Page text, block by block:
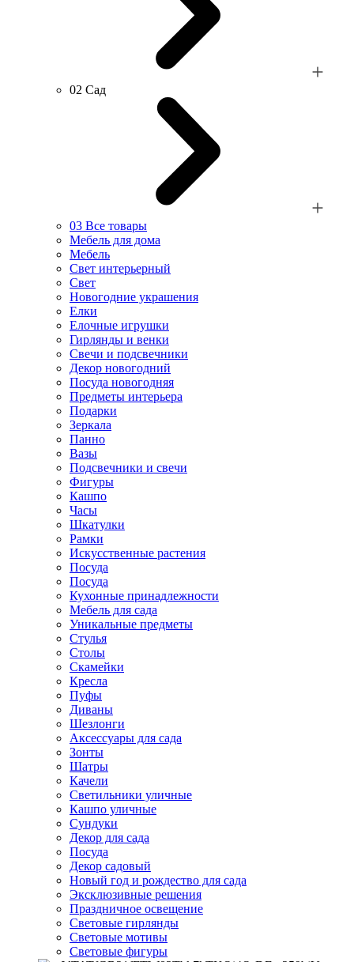
02 Сад
03 Все товары
Мебель для дома
Мебель
Свет интерьерный
Свет
Новогодние украшения
Елки
Елочные игрушки
Гирлянды и венки
Свечи и подсвечники
Декор новогодний
Посуда новогодняя
Предметы интерьера
Подарки
Зеркала
Панно
Вазы
Подсвечники и свечи
Фигуры
Кашпо
Часы
Шкатулки
Рамки
Искусственные растения
Посуда
Посуда
Кухонные принадлежности
Мебель для сада
Уникальные предметы
Стулья
Столы
Скамейки
Кресла
Пуфы
Диваны
Шезлонги
Аксессуары для сада
Зонты
Шатры
Качели
Cветильники уличные
Кашпо уличные
Сундуки
Декор для сада
Посуда
Декор садовый
Новый год и рождество для сада
Эксклюзивные решения
Праздничное освещение
Световые гирлянды
Световые мотивы
Световые фигуры